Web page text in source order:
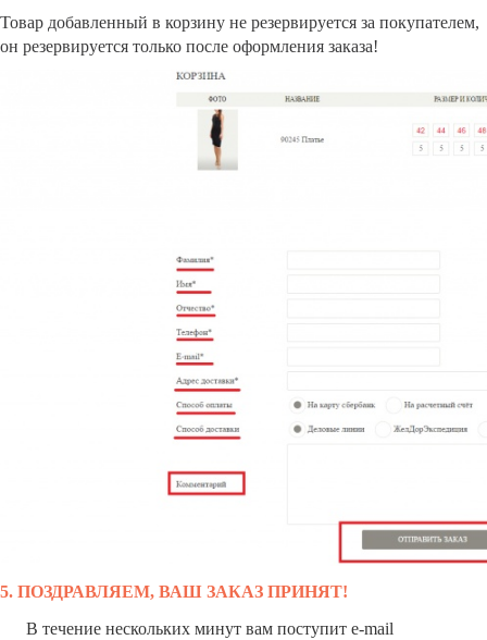
Товар добавленный в корзину не резервируется за покупателем,
он резервируется только после оформления заказа!
5. ПОЗДРАВЛЯЕМ, ВАШ ЗАКАЗ ПРИНЯТ!
В течение нескольких минут вам поступит e-mail